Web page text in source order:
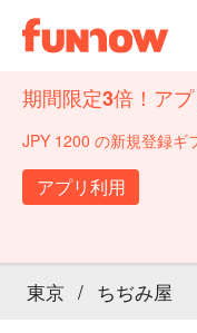
期間限定3倍！アプ
JPY 1200 の新規登録ギ
アプリ利用
東京 / ちぢみ屋